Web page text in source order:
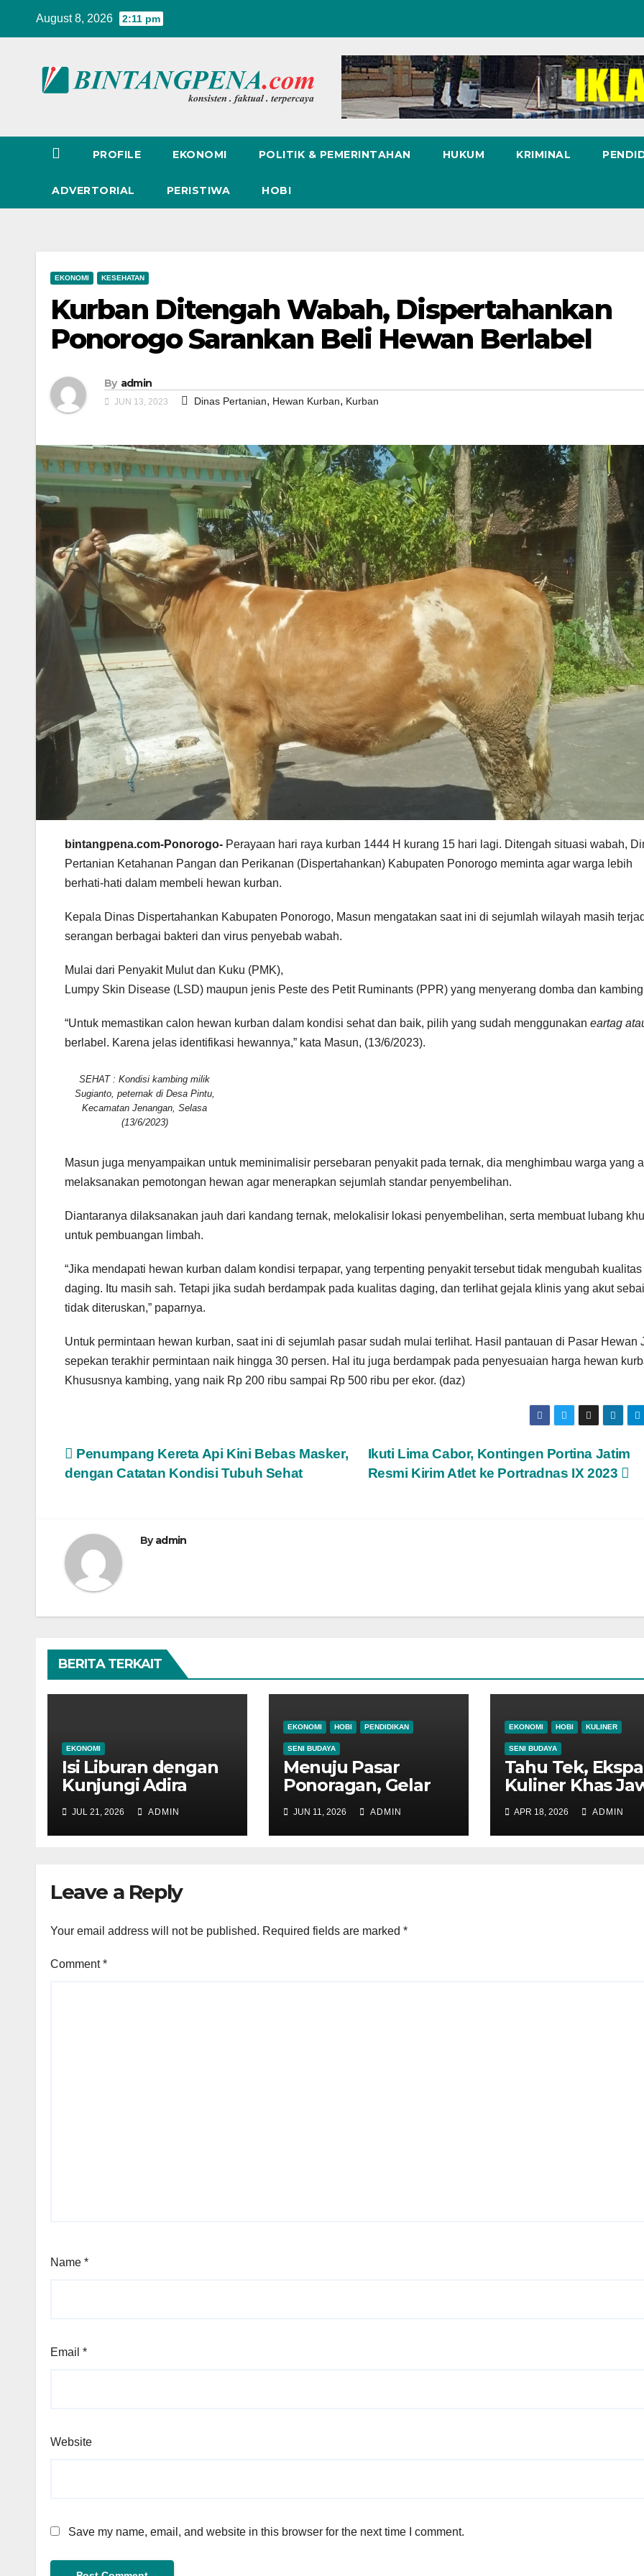
August 8, 2026 2:11 pm
PROFILE EKONOMI POLITIK & PEMERINTAHAN HUKUM KRIMINAL
ADVERTORIAL PERISTIWA HOBI
EKONOMI KESEHATAN
Kurban Ditengah Wabah, Dispertahankan
Ponorogo Sarankan Beli Hewan Berlabel
By admin
JUN 13, 2023 Dinas Pertanian, Hewan Kurban, Kurban
bintangpena.com-Ponorogo- Perayaan hari raya kurban 1444 H kurang 15 hari lagi. Ditengah situasi wabah,
Pertanian Ketahanan Pangan dan Perikanan (Dispertahankan) Kabupaten Ponorogo meminta agar warga lebih
berhati-hati dalam membeli hewan kurban.
Kepala Dinas Dispertahankan Kabupaten Ponorogo, Masun mengatakan saat ini di sejumlah wilayah masih
serangan berbagai bakteri dan virus penyebab wabah.
Mulai dari Penyakit Mulut dan Kuku (PMK),
Lumpy Skin Disease (LSD) maupun jenis Peste des Petit Ruminants (PPR) yang menyerang domba dan
“Untuk memastikan calon hewan kurban dalam kondisi sehat dan baik, pilih yang sudah menggunakan eartag
berlabel. Karena jelas identifikasi hewannya,” kata Masun, (13/6/2023).
SEHAT : Kondisi kambing milik
Sugianto, peternak di Desa Pintu,
Kecamatan Jenangan, Selasa
(13/6/2023)
Masun juga menyampaikan untuk meminimalisir persebaran penyakit pada ternak, dia menghimbau warga yang
melaksanakan pemotongan hewan agar menerapkan sejumlah standar penyembelihan.
Diantaranya dilaksanakan jauh dari kandang ternak, melokalisir lokasi penyembelihan, serta membuat lubang
untuk pembuangan limbah.
“Jika mendapati hewan kurban dalam kondisi terpapar, yang terpenting penyakit tersebut tidak mengubah kualitas
daging. Itu masih sah. Tetapi jika sudah berdampak pada kualitas daging, dan terlihat gejala klinis yang akut
tidak diteruskan,” paparnya.
Untuk permintaan hewan kurban, saat ini di sejumlah pasar sudah mulai terlihat. Hasil pantauan di Pasar Hewan
sepekan terakhir permintaan naik hingga 30 persen. Hal itu juga berdampak pada penyesuaian harga hewan
Khususnya kambing, yang naik Rp 200 ribu sampai Rp 500 ribu per ekor. (daz)
Post
navigation
Ikuti Lima Cabor, Kontingen Portina Jatim
Resmi Kirim Atlet ke Portradnas IX 2023
Penumpang Kereta Api Kini Bebas Masker,
dengan Catatan Kondisi Tubuh Sehat
Byadmin
BERITA TERKAIT
EKONOMI
Isi Liburan dengan
Kunjungi Adira
JUL 21, 2026 ADMIN
EKONOMI HOBI PENDIDIKAN
SENI BUDAYA
Menuju Pasar
Ponoragan, Gelar
Tradisional
Ponorogo
JUN 11, 2026 ADMIN
EKONOMI HOBI KULINER
SENI BUDAYA
Tahu Tek,
Kuliner Khas
APR 18, 2026 ADMIN
Leave a Reply
Your email address will not be published. Required fields are marked *
Comment*
Name *
Email *
Website
Save my name, email, and website in this browser for the next time I comment.